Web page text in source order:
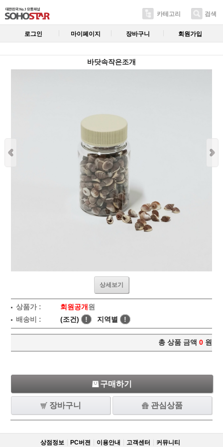
카테고리 검색
로그인 마이페이지 장바구니 회원가입
바닷속작은조개
상세보기
상품가 : 회원공개원
배송비 :
(조건) ! 지역별 !
총 상품 금액 0 원
구매하기
장바구니 관심상품
상점정보 PC버젼 이용안내 고객센터 커뮤니티